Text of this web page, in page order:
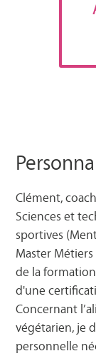
Clément,
Sciences et
sportives
Master
de la
d'une
Concernant
végétarien, je
personnelle